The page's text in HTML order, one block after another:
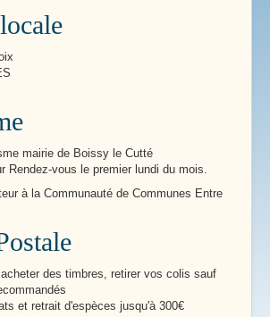
mairie de Boissy le Cutté
vous le premier lundi du mois.
à la Communauté de Communes Entre
des timbres, retirer vos colis sauf
et retrait d'espèces jusqu'à 300€